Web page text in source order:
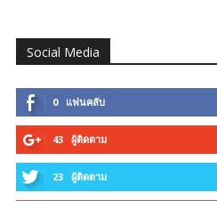
Social Media
0 แฟนคลับ
43 ผู้ติดตาม
23 ผู้ติดตาม